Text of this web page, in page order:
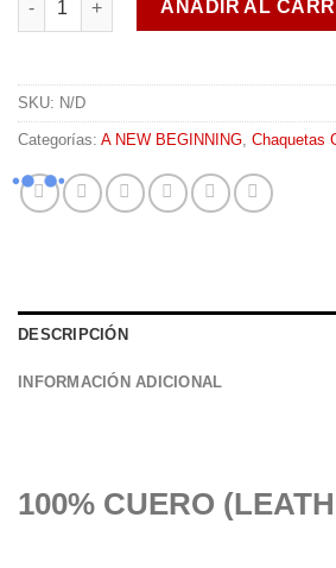
AÑADIR AL
SKU: N/D
Categorías: A NEW BEGINNING, Chaquetas
DESCRIPCIÓN
INFORMACIÓN ADICIONAL
100% CUERO